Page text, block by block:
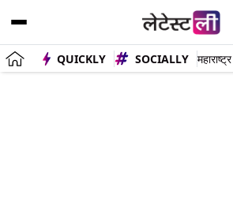
QUICKLY SOCIALLY महाराष्ट्र